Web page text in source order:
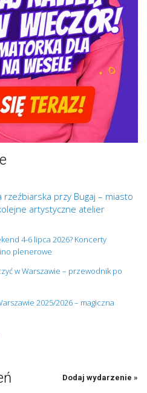
rzeźbiarska przy Bugaj – miasto
artystyczne atelier
4-6 lipca 2026? Koncerty
plenerowe
w Warszawie – przewodnik po
2025/2026 – magiczna
Dodaj wydarzenie »